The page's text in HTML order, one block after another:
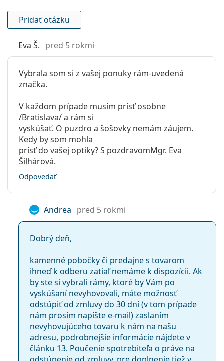
Pridať otázku
Eva Š. pred 5 rokmi
Vybrala som si z vašej ponuky rám-uvedená
značka.
V každom prípade musím prísť osobne
/Bratislava/ a rám si
vyskúšať. O puzdro a šošovky nemám záujem.
Kedy by som mohla
prísť do vašej optiky? S pozdravomMgr. Eva
Šilhárová.
Odpovedať
Andrea pred 5 rokmi
Dobrý deň,
kamenné pobočky či predajne s tovarom
ihneď k odberu zatiaľ nemáme k dispozícii. Ak
by ste si vybrali rámy, ktoré by Vám po
vyskúšaní nevyhovovali, máte možnosť
odstúpiť od zmluvy do 30 dní (v tom prípade
nám prosím napíšte e-mail) zaslaním
nevyhovujúceho tovaru k nám na našu
adresu, podrobnejšie informácie nájdete v
článku 13. Poučenie spotrebiteľa o práve na